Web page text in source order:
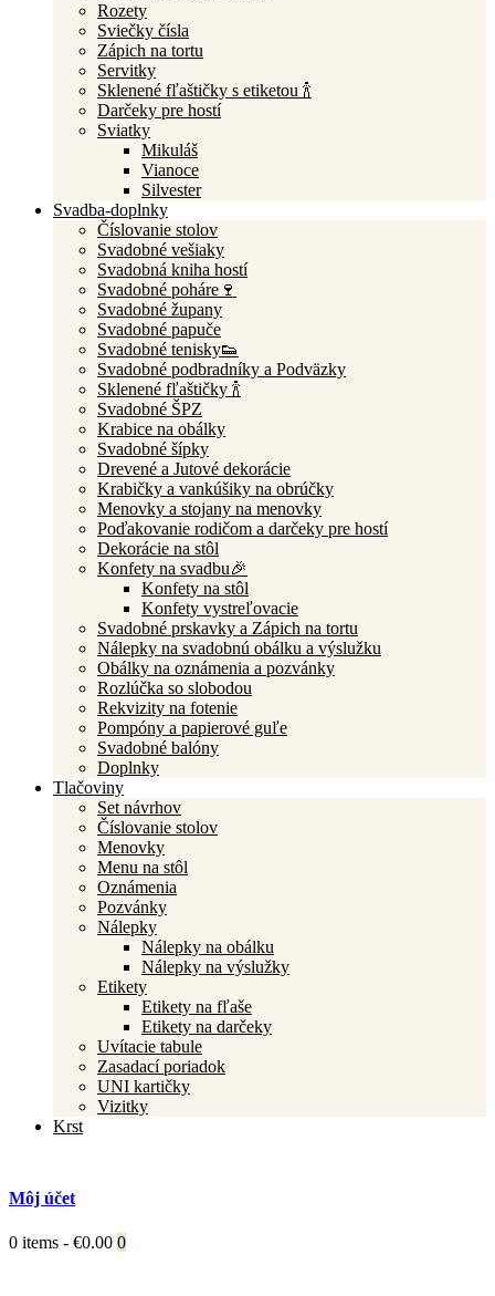
Rozety
Sviečky čísla
Zápich na tortu
Servitky
Sklenené fľaštičky s etiketou 🍾
Darčeky pre hostí
Sviatky
Mikuláš
Vianoce
Silvester
Svadba-doplnky
Číslovanie stolov
Svadobné vešiaky
Svadobná kniha hostí
Svadobné poháre🍷
Svadobné župany
Svadobné papuče
Svadobné tenisky👟
Svadobné podbradníky a Podväzky
Sklenené fľaštičky 🍾
Svadobné ŠPZ
Krabice na obálky
Svadobné šípky
Drevené a Jutové dekorácie
Krabičky a vankúšiky na obrúčky
Menovky a stojany na menovky
Poďakovanie rodičom a darčeky pre hostí
Dekorácie na stôl
Konfety na svadbu🎉
Konfety na stôl
Konfety vystreľovacie
Svadobné prskavky a Zápich na tortu
Nálepky na svadobnú obálku a výslužku
Obálky na oznámenia a pozvánky
Rozlúčka so slobodou
Rekvizity na fotenie
Pompóny a papierové guľe
Svadobné balóny
Doplnky
Tlačoviny
Set návrhov
Číslovanie stolov
Menovky
Menu na stôl
Oznámenia
Pozvánky
Nálepky
Nálepky na obálku
Nálepky na výslužky
Etikety
Etikety na fľaše
Etikety na darčeky
Uvítacie tabule
Zasadací poriadok
UNI kartičky
Vizitky
Krst
Môj účet
0 items - €0.00 0